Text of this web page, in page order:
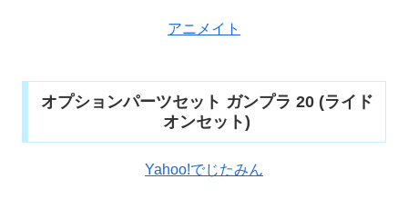
アニメイト
オプションパーツセット ガンプラ 20 (ライド
オンセット)
Yahoo!でじたみん